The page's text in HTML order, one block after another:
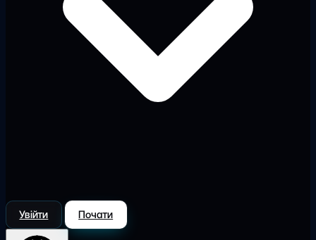
Увійти Почати